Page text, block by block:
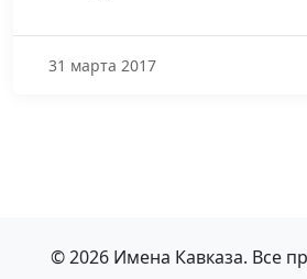
31 марта 2017
© 2026 Имена Кавказа. Все